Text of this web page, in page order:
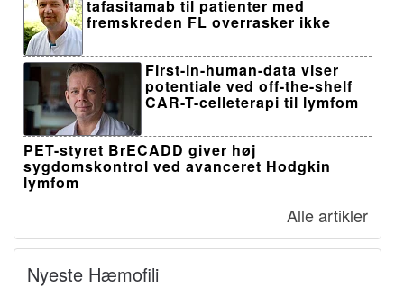
tafasitamab til patienter med
fremskreden FL overrasker ikke
First-in-human-data viser
potentiale ved off-the-shelf
CAR-T-celleterapi til lymfom
PET-styret BrECADD giver høj
sygdomskontrol ved avanceret Hodgkin
lymfom
Alle artikler
Nyeste Hæmofili